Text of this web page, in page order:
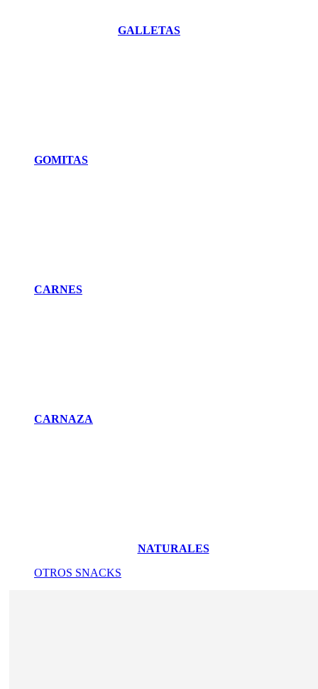
GALLETAS
GOMITAS
CARNES
CARNAZA
NATURALES
OTROS SNACKS